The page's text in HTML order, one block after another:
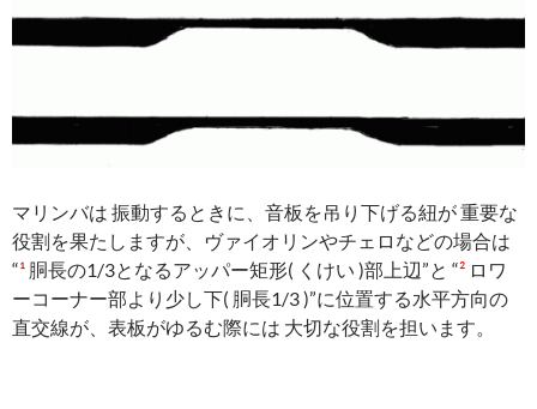
マリンバは 振動するときに、音板を吊り下げる紐が 重要な
役割を果たしますが、ヴァイオリンやチェロなどの場合は
“¹ 胴長の1/3となるアッパー矩形( くけい )部上辺”と “² ロワ
ーコーナー部より少し下( 胴長1/3 )”に位置する水平方向の
直交線が、表板がゆるむ際には 大切な役割を担います。